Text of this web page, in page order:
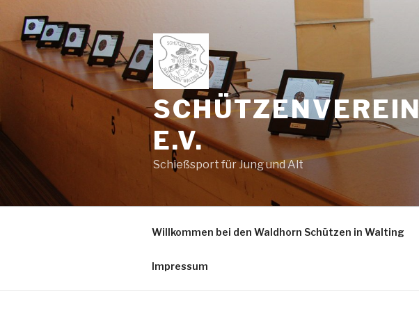
Inhalt
springen
E.V.
Schießsport für Jung und Alt
Willkommen bei den Waldhorn Schützen in Walting
Impressum